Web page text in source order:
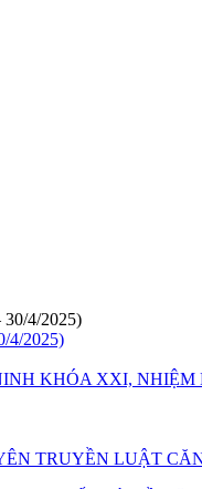
4/2025)
KHÓA XXI, NHIỆM
TRUYỀN LUẬT